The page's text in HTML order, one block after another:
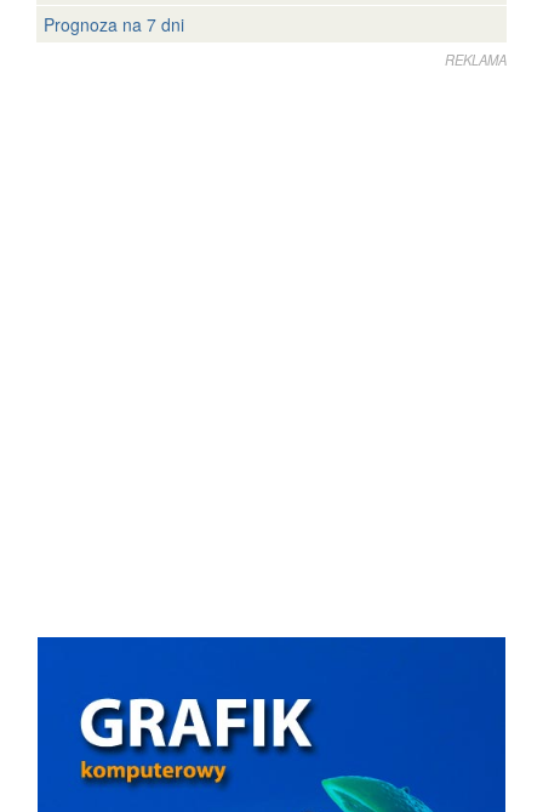
Prognoza na 7 dni
REKLAMA